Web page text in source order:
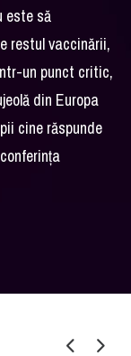
este să
restul vaccinării,
un punct critic,
din Europa
cine răspunde